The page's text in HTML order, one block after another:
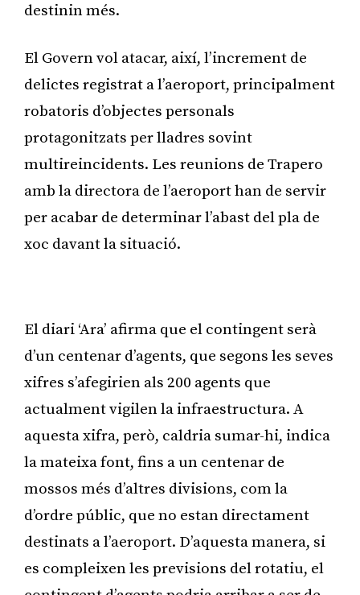
destinin més.
El Govern vol atacar, així, l’increment de
delictes registrat a l’aeroport, principalment
robatoris d’objectes personals
protagonitzats per lladres sovint
multireincidents. Les reunions de Trapero
amb la directora de l’aeroport han de servir
per acabar de determinar l’abast del pla de
xoc davant la situació.
El diari ‘Ara’ afirma que el contingent serà
d’un centenar d’agents, que segons les seves
xifres s’afegirien als 200 agents que
actualment vigilen la infraestructura. A
aquesta xifra, però, caldria sumar-hi, indica
la mateixa font, fins a un centenar de
mossos més d’altres divisions, com la
d’ordre públic, que no estan directament
destinats a l’aeroport. D’aquesta manera, si
es compleixen les previsions del rotatiu, el